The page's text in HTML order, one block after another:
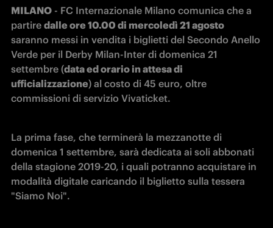
MILANO - FC Internazionale Milano comunica che a
partire dalle ore 10.00 di mercoledì 21 agosto
saranno messi in vendita i biglietti del Secondo Anello
Verde per il Derby Milan-Inter di domenica 21
settembre (data ed orario in attesa di
ufficializzazione) al costo di 45 euro, oltre
commissioni di servizio Vivaticket.
La prima fase, che terminerà la mezzanotte di
domenica 1 settembre, sarà dedicata ai soli abbonati
della stagione 2019-20, i quali potranno acquistare in
modalità digitale caricando il biglietto sulla tessera
"Siamo Noi".